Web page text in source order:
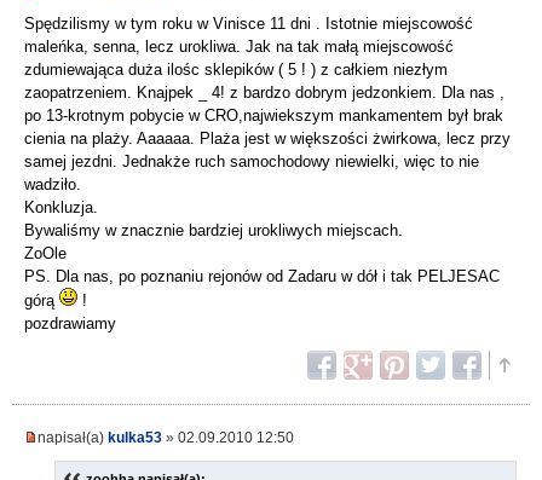
Spędzilismy w tym roku w Vinisce 11 dni . Istotnie miejscowość
maleńka, senna, lecz urokliwa. Jak na tak małą miejscowość
zdumiewająca duża ilośc sklepików ( 5 ! ) z całkiem niezłym
zaopatrzeniem. Knajpek _ 4! z bardzo dobrym jedzonkiem. Dla nas ,
po 13-krotnym pobycie w CRO,najwiekszym mankamentem był brak
cienia na plaży. Aaaaaa. Plaża jest w większości żwirkowa, lecz przy
samej jezdni. Jednakże ruch samochodowy niewielki, więc to nie
wadziło.
Konkluzja.
Bywaliśmy w znacznie bardziej urokliwych miejscach.
ZoOle
PS. Dla nas, po poznaniu rejonów od Zadaru w dół i tak PELJESAC
górą
!
pozdrawiamy
napisał(a) kulka53 » 02.09.2010 12:50